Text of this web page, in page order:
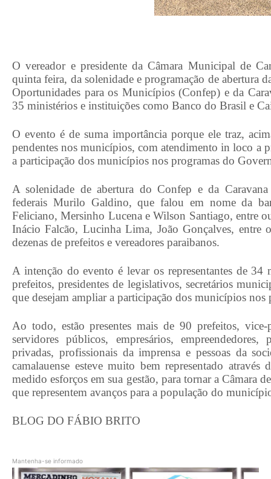
O vereador e presidente da Câmara Municipal de
quinta feira, da solenidade e programação de abertura
Oportunidades para os Municípios (Confep) e da
35 ministérios e instituições como Banco do Brasil e
O evento é de suma importância porque ele traz,
pendentes nos municípios, com atendimento in loco a
a participação dos municípios nos programas do
A solenidade de abertura do Confep e da
federais Murilo Galdino, que falou em nome da
Feliciano, Mersinho Lucena e Wilson Santiago, entre
Inácio Falcão, Lucinha Lima, João Gonçalves, entre
dezenas de prefeitos e vereadores paraibanos.
A intenção do evento é levar os representantes de
prefeitos, presidentes de legislativos, secretários
que desejam ampliar a participação dos municípios
Ao todo, estão presentes mais de 90 prefeitos, vice-
servidores públicos, empresários,
privadas, profissionais da imprensa e pessoas da
camalauense esteve muito bem representado
medido esforços em sua gestão, para tornar a Câmara
que representem avanços para a população do
BLOG DO FÁBIO BRITO
Mantenha-se informado